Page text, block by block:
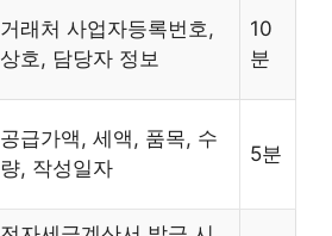
거래처 사업자등록번호,
상호, 담당자 정보
10
분
공급가액, 세액, 품목, 수
량, 작성일자
5분